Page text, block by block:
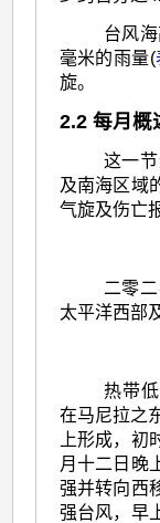
台风
毫米的雨量(
旋。
2.2 每月概
这一
及南海区域
气旋及伤亡
二零
太平洋西部
热带
在马尼拉之
上形成，
月十二日晚
强并转向西
强台风，早